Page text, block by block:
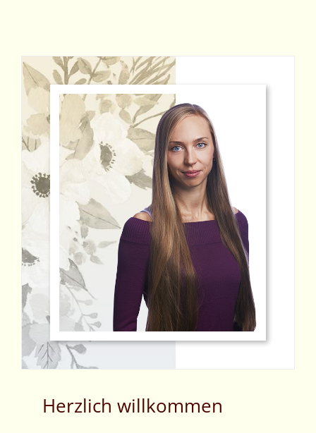
Herzlich willkommen